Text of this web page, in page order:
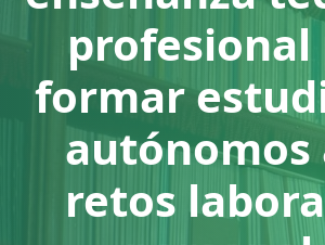
profesional
formar
autónomos
retos